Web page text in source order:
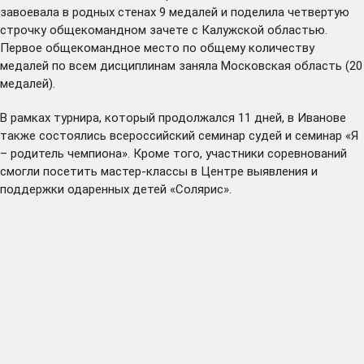
завоевала в родных стенах 9 медалей и поделила четвертую
строчку общекомандном зачете с Калужской областью.
Первое общекомандное место по общему количеству
медалей по всем дисциплинам заняла Московская область (20
медалей).
В рамках турнира, который продолжался 11 дней, в Иванове
также состоялись всероссийский семинар судей и семинар «Я
– родитель чемпиона». Кроме того, участники соревнований
смогли посетить мастер-классы в Центре выявления и
поддержки одаренных детей «Солярис».